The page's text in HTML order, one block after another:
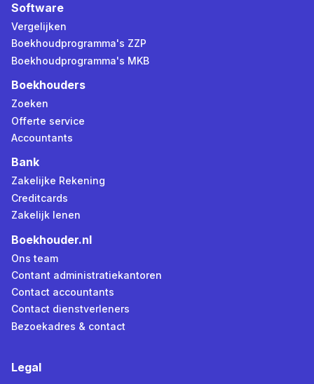
Software
Vergelijken
Boekhoudprogramma's ZZP
Boekhoudprogramma's MKB
Boekhouders
Zoeken
Offerte service
Accountants
Bank
Zakelijke Rekening
Creditcards
Zakelijk lenen
Boekhouder.nl
Ons team
Contant administratiekantoren
Contact accountants
Contact dienstverleners
Bezoekadres & contact
Legal